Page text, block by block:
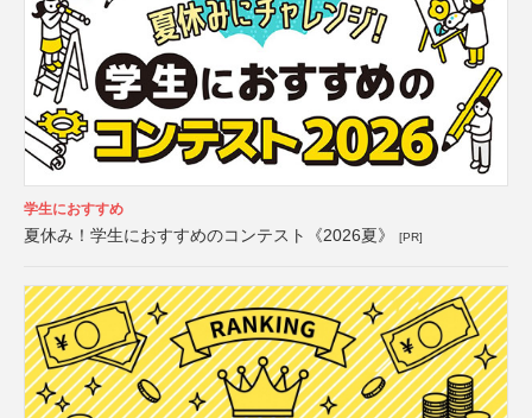
学生におすすめ
夏休み！学生におすすめのコンテスト《2026夏》 [PR]